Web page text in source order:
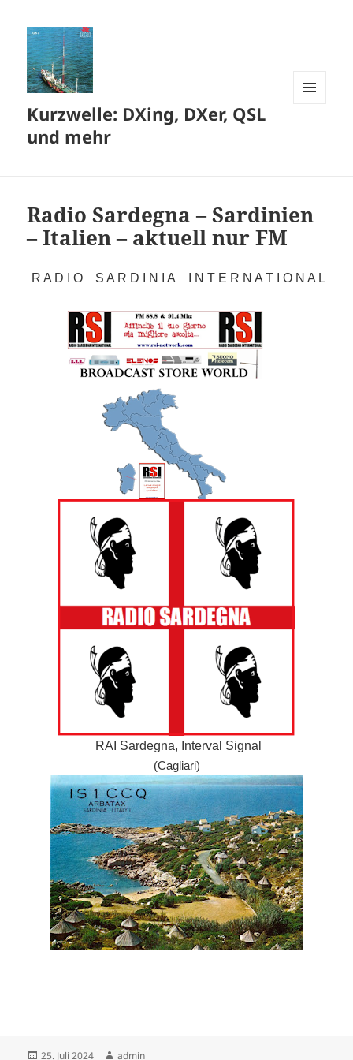
Kurzwelle: DXing, DXer, QSL
und mehr
Radio Sardegna – Sardinien
– Italien – aktuell nur FM
R A D I O S A R D I N I A I N T E R N A T I O N A L
RAI Sardegna, Interval Signal
(Cagliari)
Veröffentlicht
25. Juli 2024 Autor
admin